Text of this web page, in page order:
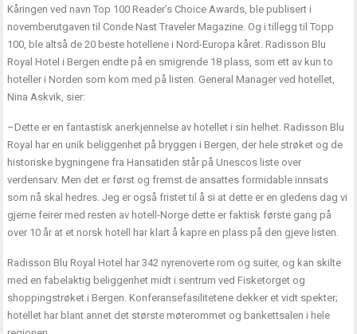
Kåringen ved navn Top 100 Reader’s Choice Awards, ble publisert i
novemberutgaven til Conde Nast Traveler Magazine. Og i tillegg til Topp
100, ble altså de 20 beste hotellene i Nord-Europa kåret. Radisson Blu
Royal Hotel i Bergen endte på en smigrende 18 plass, som ett av kun to
hoteller i Norden som kom med på listen. General Manager ved hotellet,
Nina Askvik, sier:
–Dette er en fantastisk anerkjennelse av hotellet i sin helhet. Radisson Blu
Royal har en unik beliggenhet på bryggen i Bergen, der hele strøket og de
historiske bygningene fra Hansatiden står på Unescos liste over
verdensarv. Men det er først og fremst de ansattes formidable innsats
som nå skal hedres. Jeg er også fristet til å si at dette er en gledens dag vi
gjerne feirer med resten av hotell-Norge dette er faktisk første gang på
over 10 år at et norsk hotell har klart å kapre en plass på den gjeve listen.
Radisson Blu Royal Hotel har 342 nyrenoverte rom og suiter, og kan skilte
med en fabelaktig beliggenhet midt i sentrum ved Fisketorget og
shoppingstrøket i Bergen. Konferansefasilitetene dekker et vidt spekter;
hotellet har blant annet det største møterommet og bankettsalen i hele